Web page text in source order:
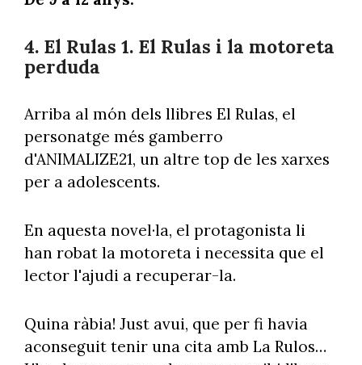
4. El Rulas 1. El Rulas i la motoreta
perduda
Arriba al món dels llibres El Rulas, el
personatge més gamberro
d'ANIMALIZE21, un altre top de les xarxes
per a adolescents.
En aquesta novel·la, el protagonista li
han robat la motoreta i necessita que el
lector l'ajudi a recuperar-la.
Quina ràbia! Just avui, que per fi havia
aconseguit tenir una cita amb La Rulos…